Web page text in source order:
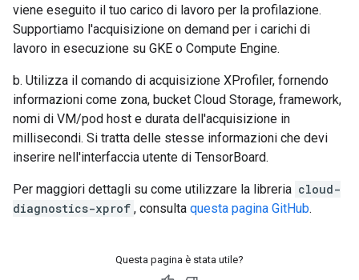
viene eseguito il tuo carico di lavoro per la profilazione.
Supportiamo l'acquisizione on demand per i carichi di
lavoro in esecuzione su GKE o Compute Engine.
b. Utilizza il comando di acquisizione XProfiler, fornendo
informazioni come zona, bucket Cloud Storage, framework,
nomi di VM/pod host e durata dell'acquisizione in
millisecondi. Si tratta delle stesse informazioni che devi
inserire nell'interfaccia utente di TensorBoard.
Per maggiori dettagli su come utilizzare la libreria cloud-
diagnostics-xprof , consulta questa pagina GitHub.
Questa pagina è stata utile?